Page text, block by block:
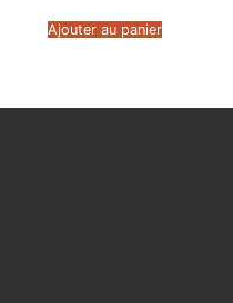
Ajouter au panier